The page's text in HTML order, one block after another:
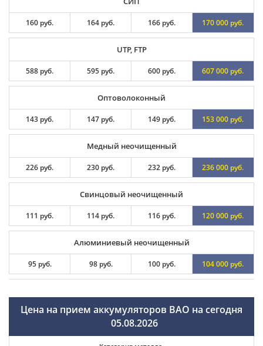
160 руб. 164 руб. 166 руб. 170 000 руб.
UTP, FTP
588 руб. 595 руб. 600 руб. 607 000 руб.
Оптоволоконный
143 руб. 147 руб. 149 руб. 153 000 руб.
Медный неочищенный
226 руб. 230 руб. 232 руб. 236 000 руб.
Свинцовый неочищенный
111 руб. 114 руб. 116 руб. 120 000 руб.
Алюминиевый неочищенный
95 руб. 98 руб. 100 руб. 104 000 руб.
Цена на прием аккумуляторов ВАО на сегодня
05.08.2026